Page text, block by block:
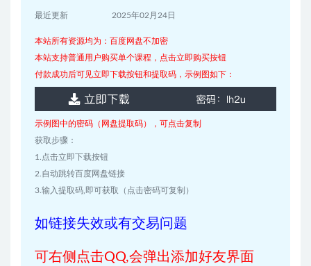
最近更新 2025年02月24日
本站所有资源均为：百度网盘不加密
本站支持普通用户购买单个课程，点击立即购买按钮
付款成功后可见立即下载按钮和提取码，示例图如下：
示例图中的密码（网盘提取码），可点击复制
获取步骤：
1.点击立即下载按钮
2.自动跳转百度网盘链接
3.输入提取码,即可获取（点击密码可复制）
如链接失效或有交易问题
可右侧点击QQ,会弹出添加好友界面